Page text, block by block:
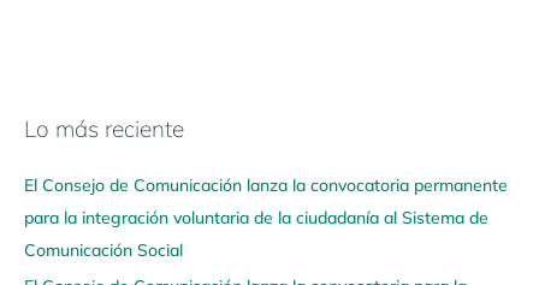
Lo más reciente
El Consejo de Comunicación lanza la convocatoria permanente
para la integración voluntaria de la ciudadanía al Sistema de
Comunicación Social
N
v
e
g